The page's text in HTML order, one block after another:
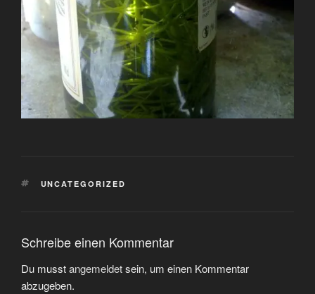
SCHLAGWÖRTER
UNCATEGORIZED
Schreibe einen Kommentar
Du musstangemeldetsein, um einen Kommentar
abzugeben.